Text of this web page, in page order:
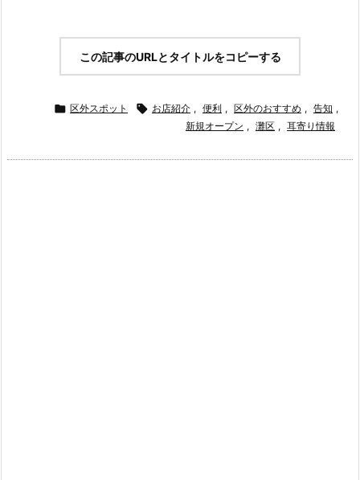
この記事のURLとタイトルをコピーする
 区外スポット  お店紹介 , 便利 , 区外のおすすめ , 告知 ,
新規オープン , 灘区 , 耳寄り情報